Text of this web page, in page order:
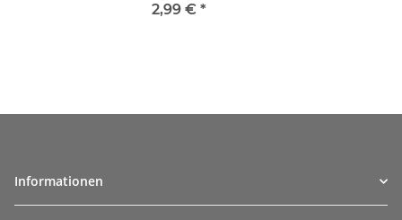
2,99 € *
Informationen